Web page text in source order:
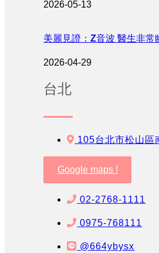
2026-05-13
美麗見證：Z音波 醫生非常
2026-04-29
台北
105台北市松山區
Google maps !
02-2768-1111
0975-768111
@664ybysx